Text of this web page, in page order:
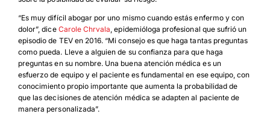
“Es muy difícil abogar por uno mismo cuando estás enfermo y con
dolor”, dice Carole Chrvala, epidemióloga profesional que sufrió un
episodio de TEV en 2016. “Mi consejo es que haga tantas preguntas
como pueda. Lleve a alguien de su confianza para que haga
preguntas en su nombre. Una buena atención médica es un
esfuerzo de equipo y el paciente es fundamental en ese equipo, con
conocimiento propio importante que aumenta la probabilidad de
que las decisiones de atención médica se adapten al paciente de
manera personalizada”.